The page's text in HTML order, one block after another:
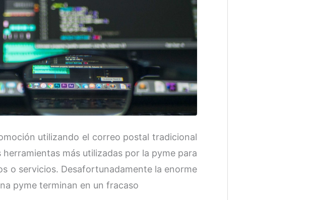
utilizando el correo postal tradicional
más utilizadas por la pyme para
o servicios. Desafortunadamente la enorme
pyme terminan en un fracaso